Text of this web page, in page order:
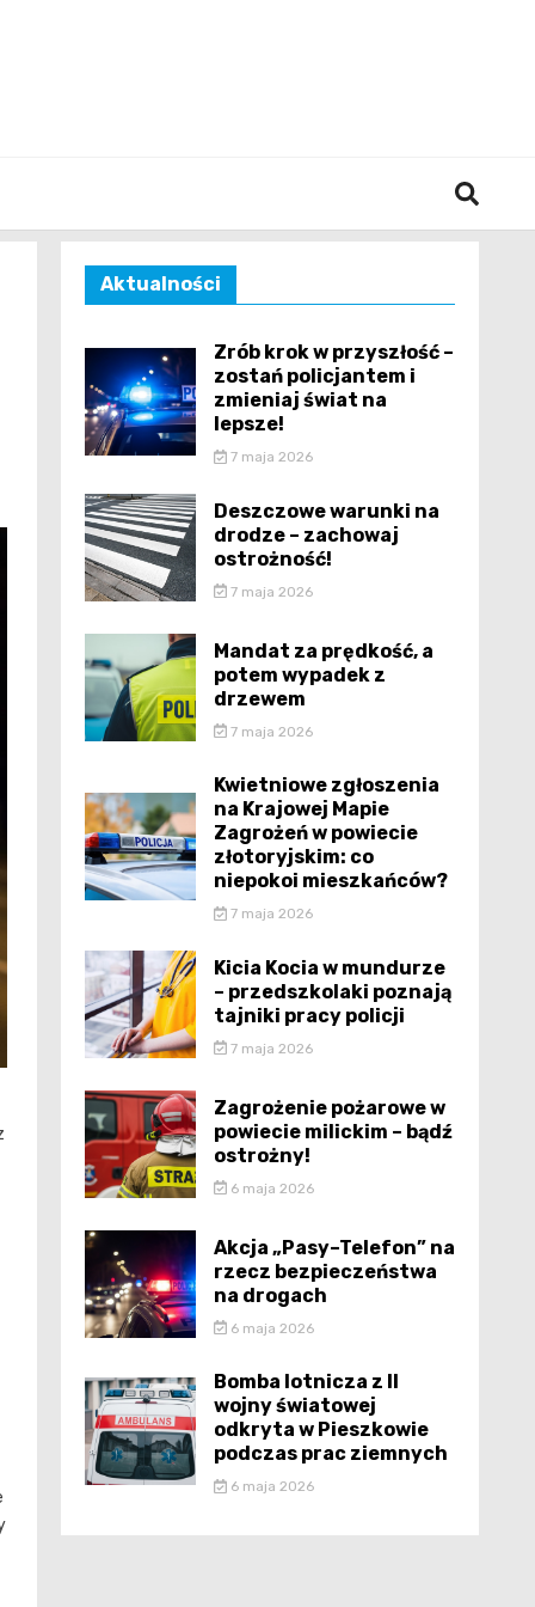
Aktualności
Zrób krok w przyszłość –
zostań policjantem i
zmieniaj świat na
lepsze!
7 maja 2026
Deszczowe warunki na
drodze – zachowaj
ostrożność!
7 maja 2026
Mandat za prędkość, a
potem wypadek z
drzewem
7 maja 2026
Kwietniowe zgłoszenia
na Krajowej Mapie
Zagrożeń w powiecie
złotoryjskim: co
niepokoi mieszkańców?
7 maja 2026
Kicia Kocia w mundurze
– przedszkolaki poznają
tajniki pracy policji
7 maja 2026
Zagrożenie pożarowe w
powiecie milickim – bądź
ostrożny!
6 maja 2026
Akcja „Pasy–Telefon” na
rzecz bezpieczeństwa
na drogach
6 maja 2026
Bomba lotnicza z II
wojny światowej
odkryta w Pieszkowie
podczas prac ziemnych
6 maja 2026